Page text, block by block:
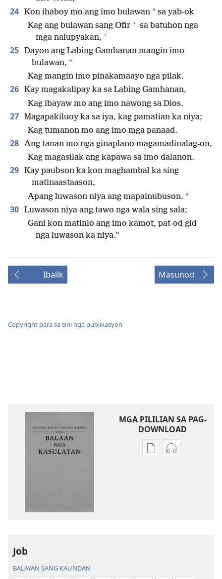
24 Kon ihaboy mo ang imo bulawan * sa yab-ok
Kag ang bulawan sang Ofir + sa batuhon nga
mga nalupyakan, *
25 Dayon ang Labing Gamhanan mangin imo
bulawan, *
Kag mangin imo pinakamaayo nga pilak.
26 Kay magakalipay ka sa Labing Gamhanan,
Kag ibayaw mo ang imo nawong sa Dios.
27 Magapakiluoy ka sa iya, kag pamatian ka niya;
Kag tumanon mo ang imo mga panaad.
28 Ang tanan mo nga ginaplano magamadinalag-on,
Kag magasilak ang kapawa sa imo dalanon.
29 Kay paubson ka kon maghambal ka sing
matinaastaason,
Apang luwason niya ang mapainubuson. *
30 Luwason niya ang tawo nga wala sing sala;
Gani kon matinlo ang imo kamot, pat-od gid
nga luwason ka niya.”
Ibalik Masunod
Copyright para sa sini nga publikasyon
MGA PILILIAN SA PAG-
DOWNLOAD
Mga Mga
Job
BALAYAN SANG KAUNDAN